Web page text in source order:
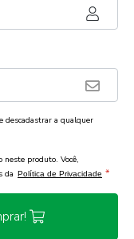
descadastrar a qualquer
neste produto. Você,
da Política de Privacidade *